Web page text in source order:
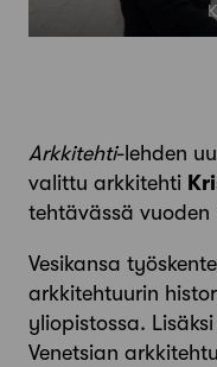
Arkkitehti-lehden
valittu arkkitehti
tehtävässä vuoden
Vesikansa
arkkitehtuurin
yliopistossa.
Venetsian